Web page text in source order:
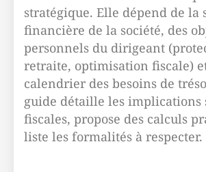
stratégique. Elle dépend de la
financière de la société, des
personnels du dirigeant
retraite, optimisation fiscale)
calendrier des besoins de
guide détaille les implications
fiscales, propose des calculs
liste les formalités à respecter.